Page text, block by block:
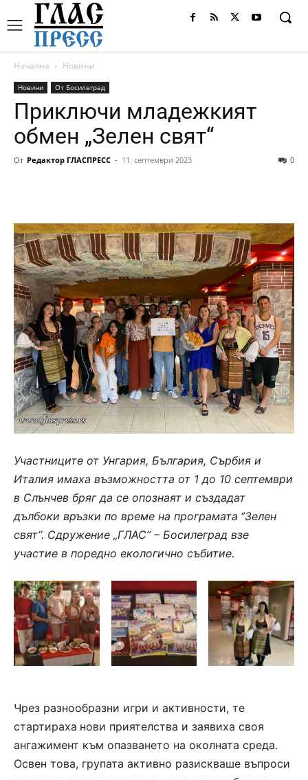
Начална Новини
Новини От Босилеград
Приключи младежкият
обмен „Зелен свят“
От Редактор ГЛАСПРЕСС - 11. септември 2023 0
Участниците от Унгария, България, Сърбия и
Италия имаха възможността от 1 до 10 септември
в Слънчев бряг да се опознаят и създадат
дълбоки връзки по време на програмата ‘’Зелен
свят‘‘. Сдружение „ГЛАС” – Босилеград взе
участие в поредно екологично събитие.
Чрез разнообразни игри и активности, те
стартираха нови приятелства и заявиха своя
ангажимент към опазването на околната среда.
Освен това, групата активно разискваше въпроси